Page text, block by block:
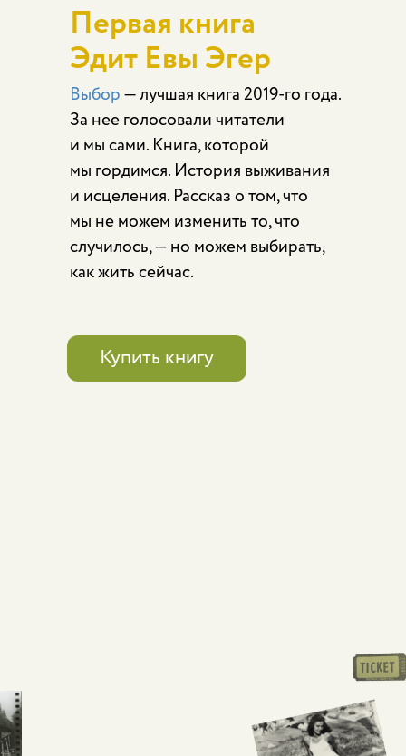
Выбор— лучшая книга 2019-го года.
За нее голосовали читатели
и мы сами. Книга, которой
мы гордимся. История выживания
и исцеления. Рассказ о том, что
мы не можем изменить то, что
случилось, — но можем выбирать,
как жить сейчас.
Первая книга
Эдит Евы Эгер
Купить книгу